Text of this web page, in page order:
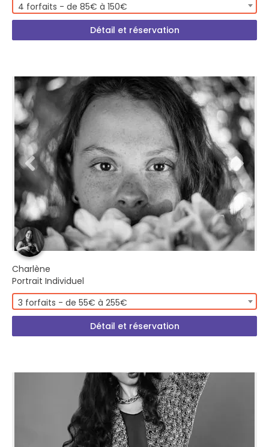
4 forfaits - de 85€ à 150€
Détail et réservation
Charlène
Portrait Individuel
3 forfaits - de 55€ à 255€
Détail et réservation